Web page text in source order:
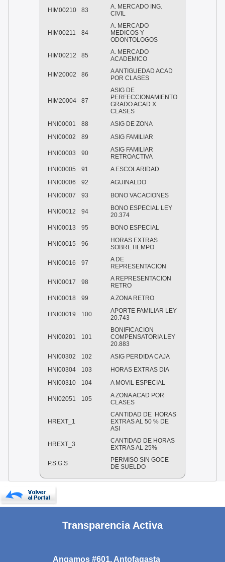
HIM00210 83
A. MERCADO ING.
CIVIL
HIM00211 84
A. MERCADO
MEDICOS Y
ODONTOLOGOS
HIM00212 85
A. MERCADO
ACADEMICO
HIM20002 86
A ANTIGUEDAD ACAD
POR CLASES
HIM20004 87
ASIG DE
PERFECCIONAMIENTO
GRADO ACAD X
CLASES
HNI00001
88
ASIG DE ZONA
HNI00002
89 ASIG FAMILIAR
HNI00003 90
ASIG FAMILIAR
RETROACTIVA
HNI00005
91
A ESCOLARIDAD
HNI00006
92
AGUINALDO
HNI00007
93 BONO VACACIONES
HNI00012 94
BONO ESPECIAL LEY
20.374
HNI00013
95 BONO ESPECIAL
HNI00015 96
HORAS EXTRAS
SOBRETIEMPO
HNI00016 97
A DE
REPRESENTACION
HNI00017 98
A REPRESENTACION
RETRO
HNI00018
99 A ZONA RETRO
HNI00019 100
APORTE FAMILIAR LEY
20.743
HNI00201 101
BONIFICACION
COMPENSATORIA LEY
20.883
HNI00302
102
ASIG PERDIDA CAJA
HNI00304
103
HORAS EXTRAS DIA
HNI00310
104 A MOVIL ESPECIAL
HNI02051 105
A ZONA ACAD POR
CLASES
HREXT_1
CANTIDAD DE HORAS
EXTRAS AL 50 % DE
ASI
HREXT_3
CANTIDAD DE HORAS
EXTRAS AL 25%
P.S.G.S
PERMISO SIN GOCE
DE SUELDO
Transparencia Activa
Angamos #601, Antofagasta